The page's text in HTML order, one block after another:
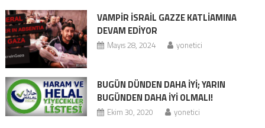
VAMPİR İSRAİL GAZZE KATLİAMINA
DEVAM EDİYOR
Mayıs 28, 2024 yonetici
BUGÜN DÜNDEN DAHA İYİ; YARIN
BUGÜNDEN DAHA İYİ OLMALI!
Ekim 30, 2020 yonetici